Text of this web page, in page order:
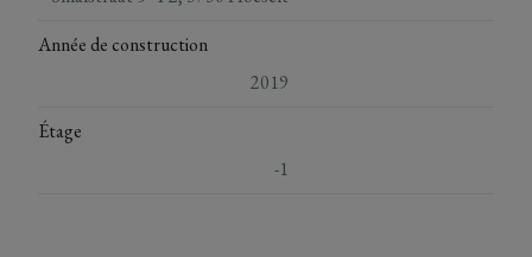
Année de construction
2019
Étage
-1